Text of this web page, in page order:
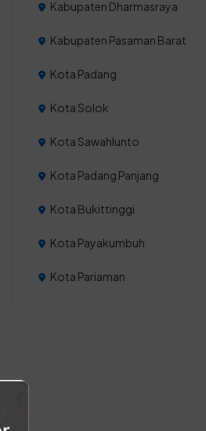
Kabupaten Dharmasraya
Kabupaten Pasaman Barat
Kota Padang
Kota Solok
Kota Sawahlunto
Kota Padang Panjang
Kota Bukittinggi
Kota Payakumbuh
Kota Pariaman